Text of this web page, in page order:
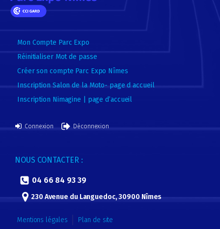
Mon Compte Parc Expo
Réinitialiser Mot de passe
Créer son compte Parc Expo Nîmes
Inscription Salon de la Moto- page d accueil
Inscription Nimagine | page d’accueil
Connexion Déconnexion
NOUS CONTACTER :
04 66 84 93 39
230 Avenue du Languedoc, 30900 Nîmes
Mentions légales Plan de site